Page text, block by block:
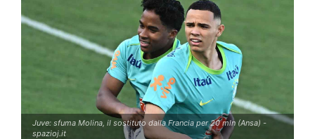
Juve: sfuma Molina, il sostituto dalla Francia per 20 mln (Ansa) -
spazioj.it